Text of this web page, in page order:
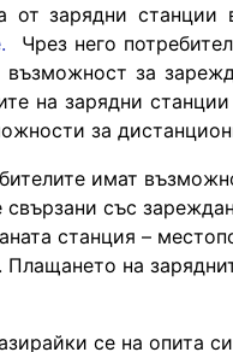
зарядни
Чрез него
за
на зарядни
за
имат
със
станция –
на
се на опита